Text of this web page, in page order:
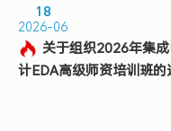
18
2026-06
关于组织2026年集
计EDA高级师资培训班的